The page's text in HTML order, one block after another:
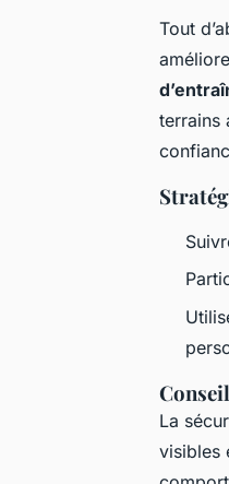
Tout
terrains
La
visibles